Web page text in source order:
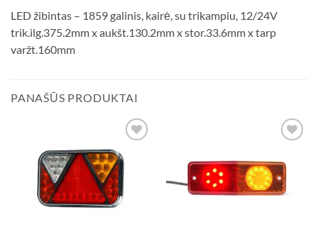
LED žibintas – 1859 galinis, kairė, su trikampiu, 12/24V
trik.ilg.375.2mm x aukšt.130.2mm x stor.33.6mm x tarp
varžt.160mm
PANAŠŪS PRODUKTAI
Add to
wishlist
wishlist